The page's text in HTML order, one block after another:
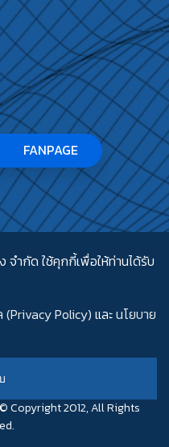
FANPAGE
ำกัด ใช้คุกกี้เพื่อให้ท่านได้รับ
Policy) และนโยบาย
Copyright 2012, All Rights